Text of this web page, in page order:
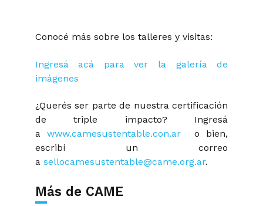
Conocé más sobre los talleres y visitas:
Ingresá acá para ver la galería de
imágenes
¿Querés ser parte de nuestra certificación
de triple impacto? Ingresá
awww.camesustentable.con.ar o bien,
escribí un correo
a sellocamesustentable@came.org.ar.
Más de CAME